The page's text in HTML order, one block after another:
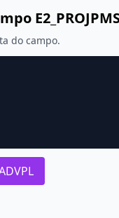
do campo.